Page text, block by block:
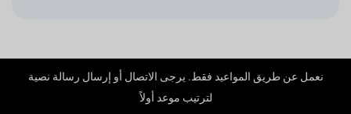
نعمل عن طريق المواعيد فقط. يرجى الاتصال أو إرسال رسالة نصية
لترتيب موعد أولاً